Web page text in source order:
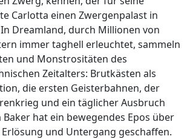
Carlotta einen Zwergenpalast in
Dreamland, durch Millionen von
immer taghell erleuchtet, sammeln
und Monstrositäten des
Zeitalters: Brutkästen als
die ersten Geisterbahnen, der
und ein täglicher Ausbruch
Baker hat ein bewegendes Epos über
und Untergang geschaffen.